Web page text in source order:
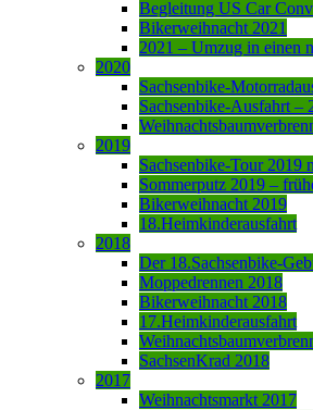
Begleitung US Car
Bikerweihnacht 2021
2021 – Umzug in einen
2020
Sachsenbike-
Sachsenbike-Ausfahrt –
2019
Sachsenbike-Tour 2019
Sommerputz 2019 –
Bikerweihnacht 2019
18.Heimkinderausfahrt
2018
Der 18.Sachsenbike-
Moppedrennen 2018
Bikerweihnacht 2018
17.Heimkinderausfahrt
SachsenKrad 2018
2017
Weihnachtsmarkt 2017